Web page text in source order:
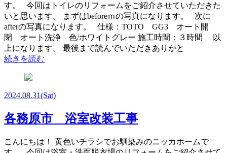
す。 今回はトイレのリフォームをご紹介させていただきた
いと思います。 まずはbeforeｍの写真になります。 次に
afterの写真になります。 仕様：TOTO GG3 オート開
閉 オート洗浄 色/ホワイトグレー 施工時間：３時間 以
上になります。 最後まで読んでいただきありがと
続きを読む
2024.08.31(Sat)
各務原市 浴室改装工事
こんにちは！ 黄色いチラシでお馴染みのニッカホームで